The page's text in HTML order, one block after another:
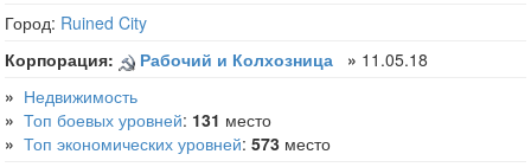
Город: Ruined City
Корпорация:
Рабочий и Колхозница » 11.05.18
» Недвижимость
» Топ боевых уровней: 131 место
» Топ экономических уровней: 573 место